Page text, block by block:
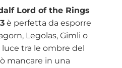
Lord of the Rings
è perfetta da esporre
Legolas, Gimli o
tra le ombre del
mancare in una